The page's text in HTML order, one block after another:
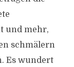
und mehr,
schmälern
Es wundert